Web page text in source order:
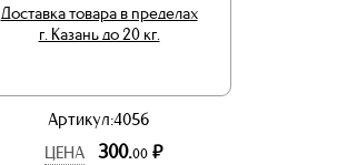
Доставка товара в пределах
г. Казань до 20 кг.
Артикул:4056
ЦЕНА
300.00 р.